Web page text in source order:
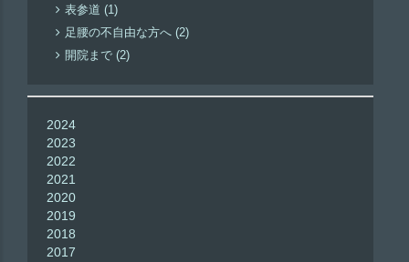
表参道 (1)
足腰の不自由な方へ (2)
開院まで (2)
2024
2023
2022
2021
2020
2019
2018
2017